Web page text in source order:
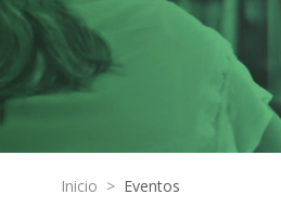
Inicio > Eventos